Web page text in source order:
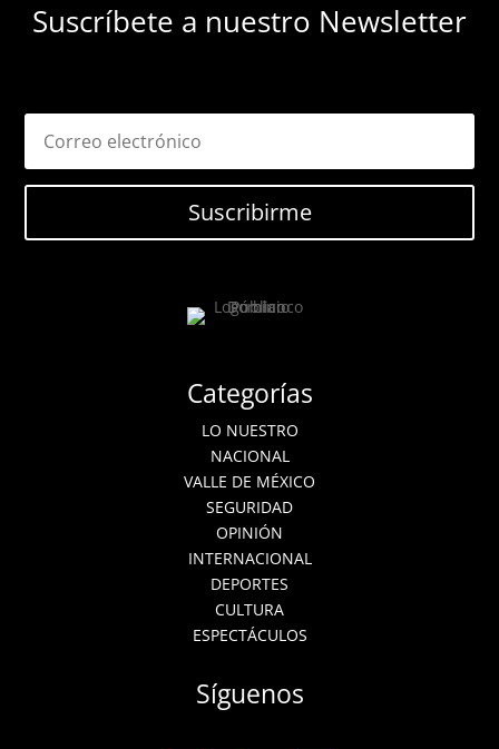
Suscríbete a nuestro Newsletter
Suscribirme
Categorías
LO NUESTRO
NACIONAL
VALLE DE MÉXICO
SEGURIDAD
OPINIÓN
INTERNACIONAL
DEPORTES
CULTURA
ESPECTÁCULOS
Síguenos